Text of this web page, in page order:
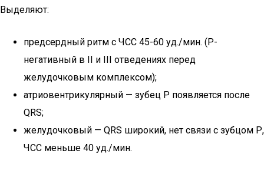
Выделяют:
предсердный ритм с ЧСС 45-60 уд./мин. (Р-
негативный в ІІ и ІІІ отведениях перед
желудочковым комплексом);
атриовентрикулярный — зубец Р появляется после
QRS;
желудочковый — QRS широкий, нет связи с зубцом Р,
ЧСС меньше 40 уд./мин.